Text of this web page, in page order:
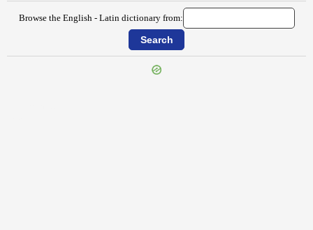
Browse the English - Latin dictionary from: